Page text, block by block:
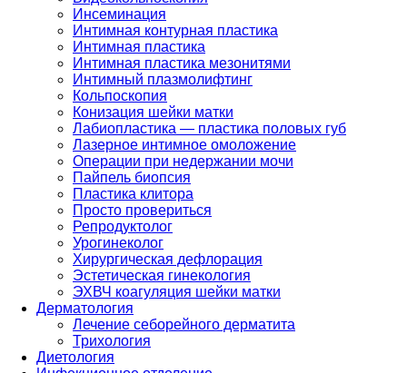
Инсеминация
Интимная контурная пластика
Интимная пластика
Интимная пластика мезонитями
Интимный плазмолифтинг
Кольпоскопия
Конизация шейки матки
Лабиопластика — пластика половых губ
Лазерное интимное омоложение
Операции при недержании мочи
Пайпель биопсия
Пластика клитора
Просто провериться
Репродуктолог
Урогинеколог
Хирургическая дефлорация
Эстетическая гинекология
ЭХВЧ коагуляция шейки матки
Дерматология
Лечение себорейного дерматита
Трихология
Диетология